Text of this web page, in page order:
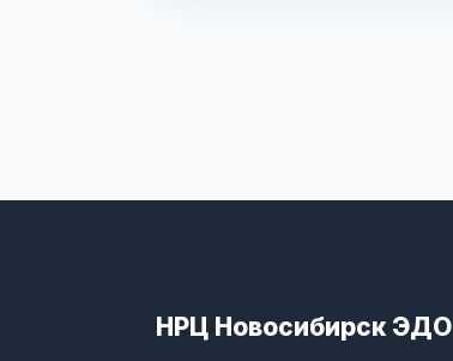
НРЦ Новосибирск ЭДО